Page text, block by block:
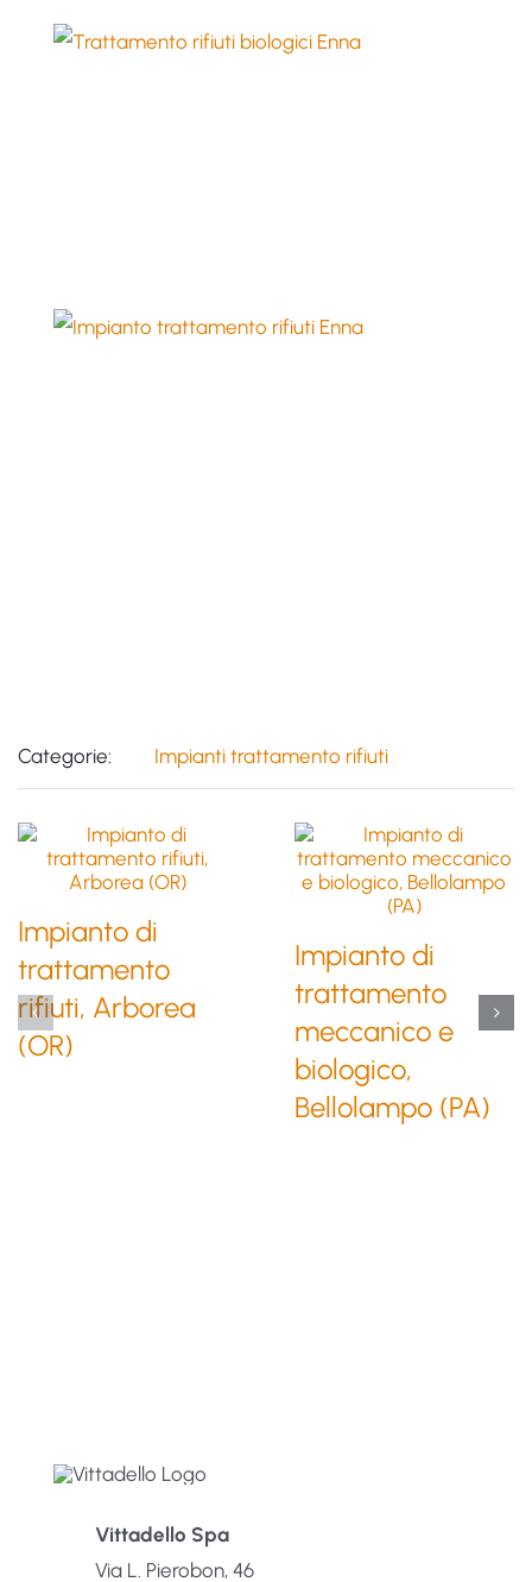
Categorie: Impianti trattamento rifiuti
Impianto di
trattamento
rifiuti, Arborea
(OR)
Impianto di
trattamento
meccanico e
biologico,
Bellolampo (PA)
Vittadello Spa
Via L. Pierobon, 46